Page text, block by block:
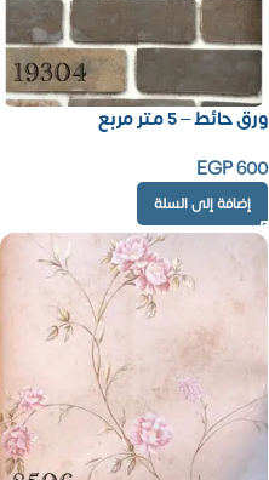
ورق حائط – 5 متر مربع
EGP600
إضافة إلى السلة